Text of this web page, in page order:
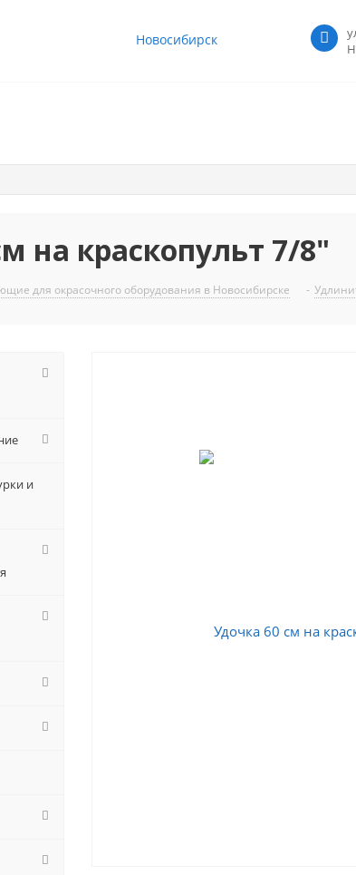
Новосибирск
на краскопульт 7/8"
для окрасочного оборудования в Новосибирске -
и